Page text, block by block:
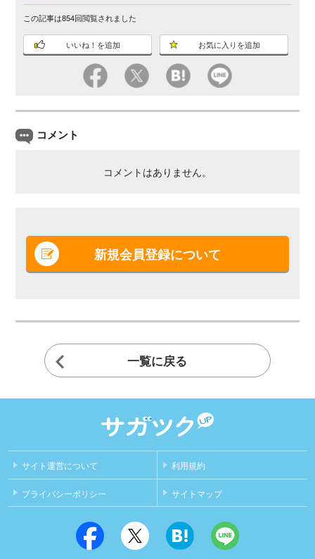
この記事は854回閲覧されました
いいね！を追加 お気に入りを追加
コメント
コメントはありません。
新規会員登録について
一覧に戻る
サイト運営について 利用規約
プライバシーポリシー サイトマップ